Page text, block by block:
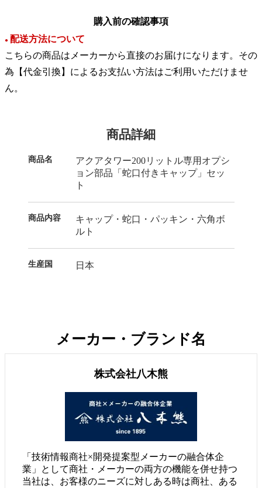
購入前の確認事項
● 配送方法について
こちらの商品はメーカーから直接のお届けになります。その
為【代金引換】によるお支払い方法はご利用いただけませ
ん。
商品詳細
商品名
アクアタワー200リットル専用オプシ
ョン部品「蛇口付きキャップ」セッ
ト
商品内容
キャップ・蛇口・パッキン・六角ボ
ルト
生産国 日本
メーカー・ブランド名
株式会社八木熊
「技術情報商社×開発提案型メーカーの融合体企
業」として商社・メーカーの両方の機能を併せ持つ
当社は、お客様のニーズに対しある時は商社、ある